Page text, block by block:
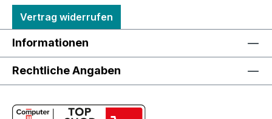
Vertrag widerrufen
Informationen
Rechtliche Angaben